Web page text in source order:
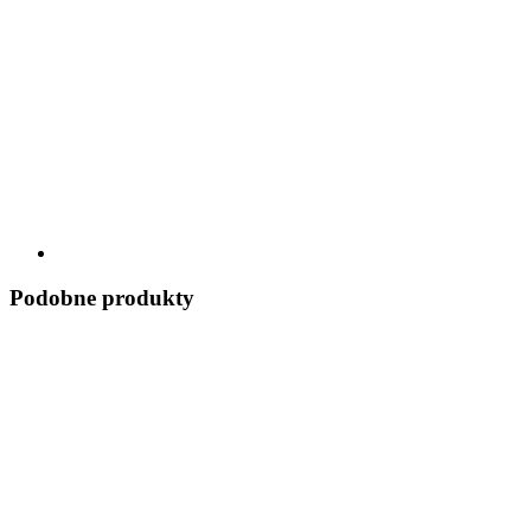
Podobne produkty